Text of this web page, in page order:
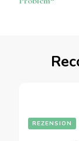
REZENSION